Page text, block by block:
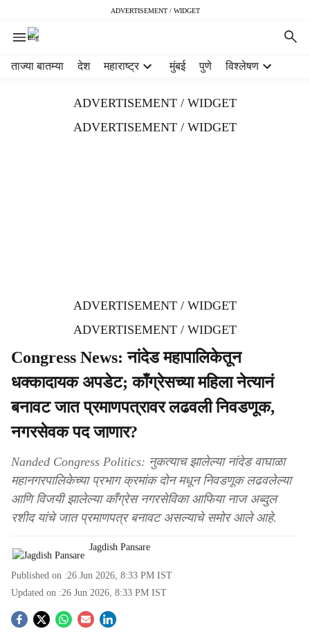
ADVERTISEMENT / WIDGET
ताज्या बातम्या देश महाराष्ट्र मुंबई पुणे विश्लेषण
ADVERTISEMENT / WIDGET
ADVERTISEMENT / WIDGET
ADVERTISEMENT / WIDGET
ADVERTISEMENT / WIDGET
Congress News: नांदेड महापालिकेतून
धक्कादायक अपडेट; काँग्रेसच्या महिला नेत्यानं
बनावट जात प्रमाणपत्रावर लढवली निवडणूक,
नगरसेवक पद जाणार?
Nanded Congress Politics: नुकत्याच झालेल्या नांदेड वाघाळा
महानगरपालिकेच्या प्रभाग क्रमांक दोन मधून निवडणूक लढवलेल्या
आणि विजयी झालेल्या काँग्रेस नगरसेविका आफिया नाज अब्दुल
रशीद यांचे जात प्रमाणपत्र बनावट असल्याचे समोर आले आहे.
Jagdish Pansare
Published on :26 Jun 2026, 8:33 PM IST
Updated on :26 Jun 2026, 8:33 PM IST
S